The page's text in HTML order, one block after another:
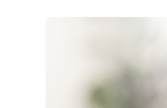
Aggregazione dei criteri